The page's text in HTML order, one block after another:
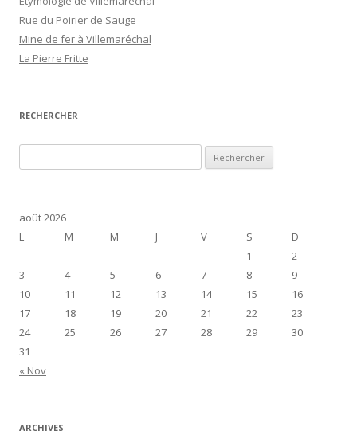
Rue du Poirier de Sauge
Mine de fer à Villemaréchal
La Pierre Fritte
RECHERCHER
e
e
c
h
e
r
août 2026
L
M M J V S D
« Nov
1
2
3
4 5 6 7 8
9
10
11 12 13 14 15
16
17
18 19 20 21 22
23
24
25 26 27 28 29
30
31
ARCHIVES